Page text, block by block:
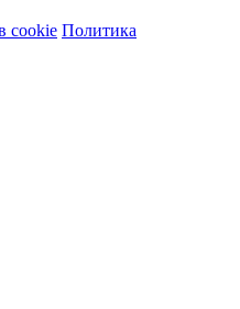
cookie Политика